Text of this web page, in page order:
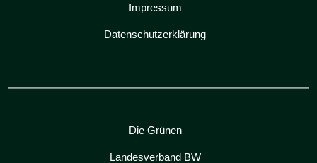
Impressum
Datenschutzerklärung
Die Grünen
Landesverband BW